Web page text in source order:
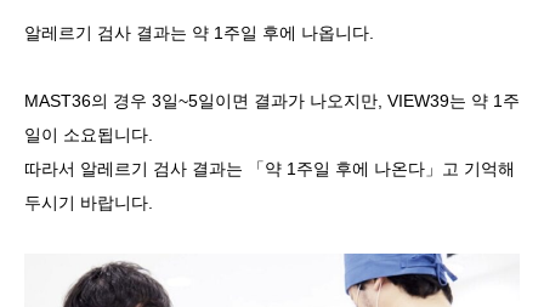
알레르기 검사 결과는 약 1주일 후에 나옵니다.
MAST36의 경우 3일~5일이면 결과가 나오지만, VIEW39는 약 1주
일이 소요됩니다.
따라서 알레르기 검사 결과는 「약 1주일 후에 나온다」고 기억해
두시기 바랍니다.